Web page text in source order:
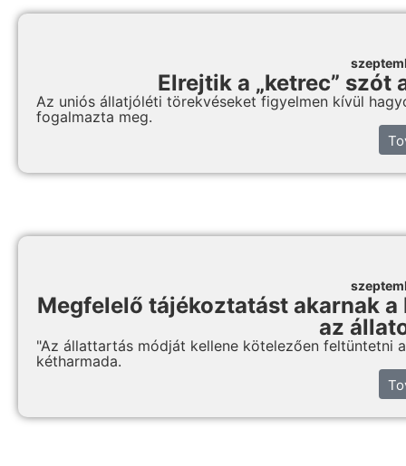
Elrejtik a „ketrec” szót
Az uniós állatjóléti törekvéseket figyelmen kívül
fogalmazta meg.
Megfelelő tájékoztatást akarnak
az
"Az állattartás módját kellene kötelezően feltüntetni
kétharmada.